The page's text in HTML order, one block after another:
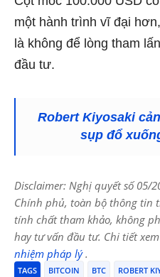
một hành trình vĩ đại
là không để lòng tham
đầu tư.
Robert Kiyosaki
sụp đổ
Disclaimer: Nghị quyết số 05/
Chính phủ, toàn bộ thông tin
tính chất tham khảo, không
hay tư vấn đầu tư. Chi tiết
nhiệm pháp lý.
TAGS BITCOIN BTC ROBERT